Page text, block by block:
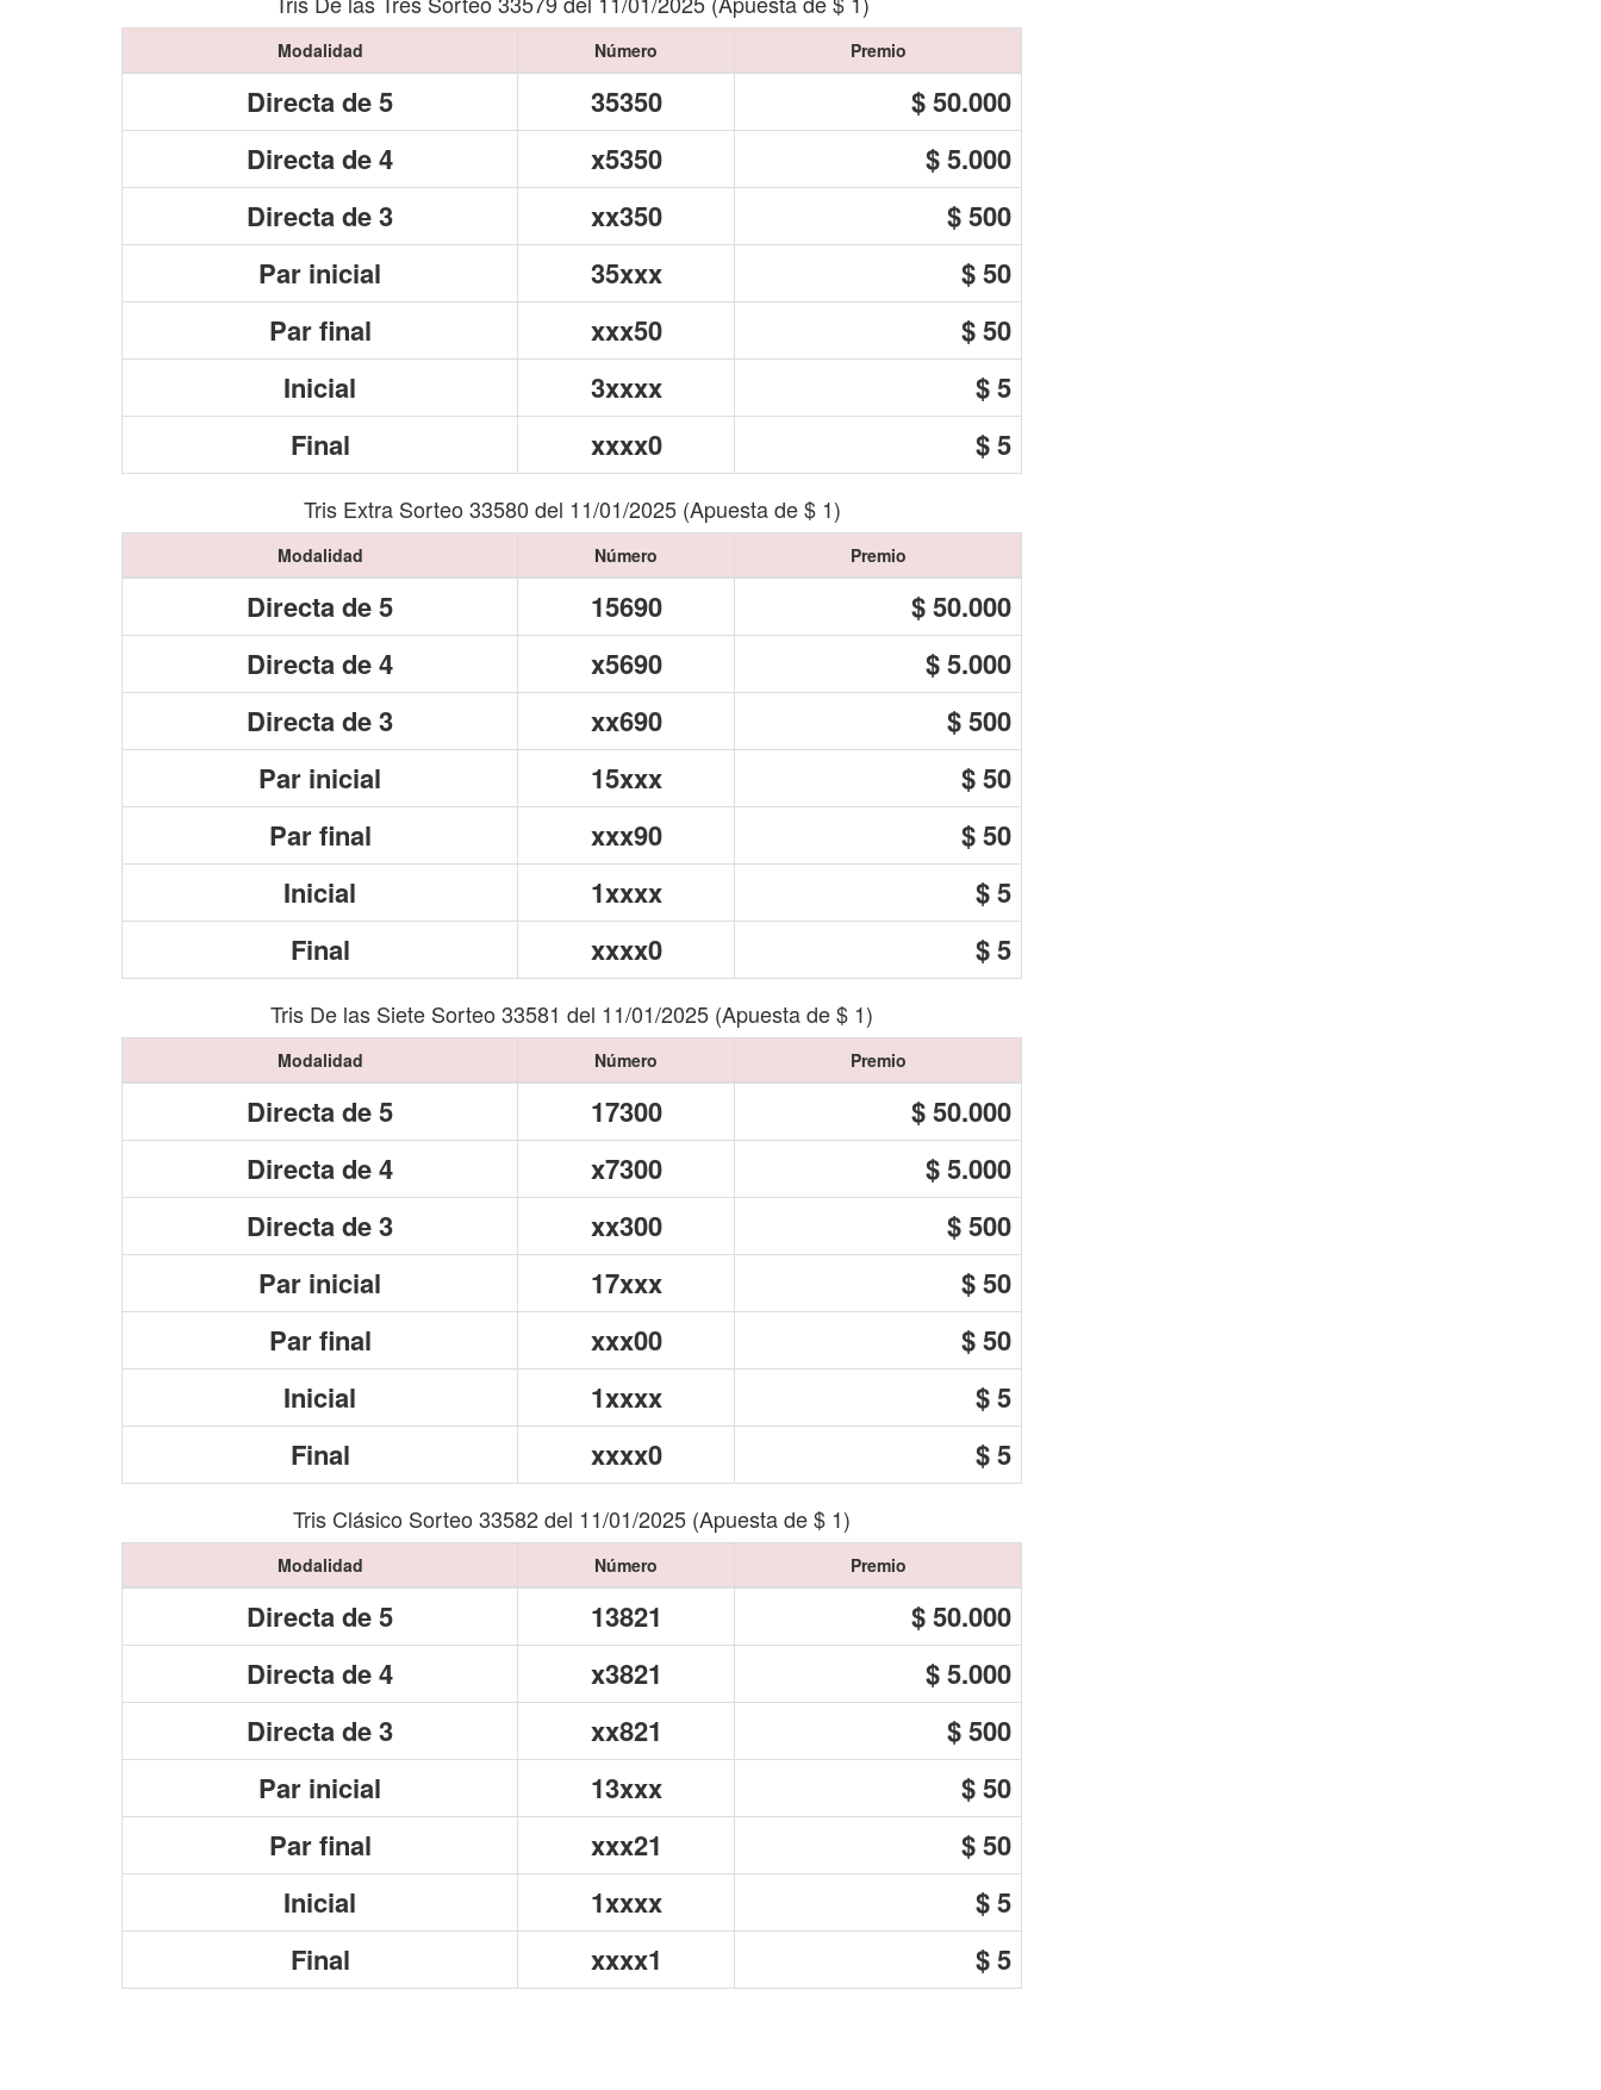
Modalidad Número Premio
Directa de 5 35350
$ 50.000
Directa de 4
x5350
$ 5.000
Directa de 3
xx350
$ 500
Par inicial
35xxx
$ 50
Par final
xxx50
$ 50
Inicial
3xxxx
$ 5
Final
xxxx0 $ 5
Tris Extra Sorteo 33580 del 11/01/2025 (Apuesta de $ 1)
Modalidad Número Premio
Directa de 5 15690
$ 50.000
Directa de 4
x5690
$ 5.000
Directa de 3
xx690
$ 500
Par inicial
15xxx
$ 50
Par final
xxx90
$ 50
Inicial
1xxxx
$ 5
Final
xxxx0 $ 5
Tris De las Siete Sorteo 33581 del 11/01/2025 (Apuesta de $ 1)
Modalidad Número Premio
Directa de 5 17300
$ 50.000
Directa de 4
x7300
$ 5.000
Directa de 3
xx300
$ 500
Par inicial
17xxx
$ 50
Par final
xxx00
$ 50
Inicial
1xxxx
$ 5
Final
xxxx0 $ 5
Tris Clásico Sorteo 33582 del 11/01/2025 (Apuesta de $ 1)
Modalidad Número Premio
Directa de 5 13821
$ 50.000
Directa de 4
x3821
$ 5.000
Directa de 3
xx821
$ 500
Par inicial
13xxx
$ 50
Par final
xxx21
$ 50
Inicial
1xxxx
$ 5
Final
xxxx1 $ 5